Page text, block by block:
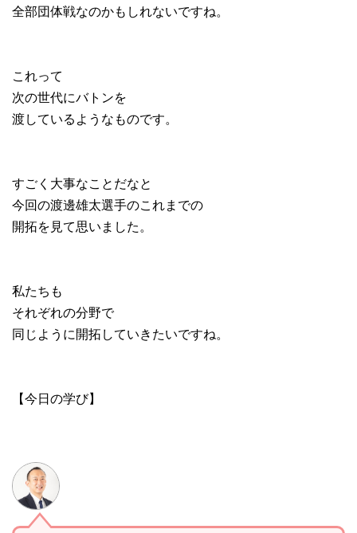
全部団体戦なのかもしれないですね。
これって
次の世代にバトンを
渡しているようなものです。
すごく大事なことだなと
今回の渡邊雄太選手のこれまでの
開拓を見て思いました。
私たちも
それぞれの分野で
同じように開拓していきたいですね。
【今日の学び】